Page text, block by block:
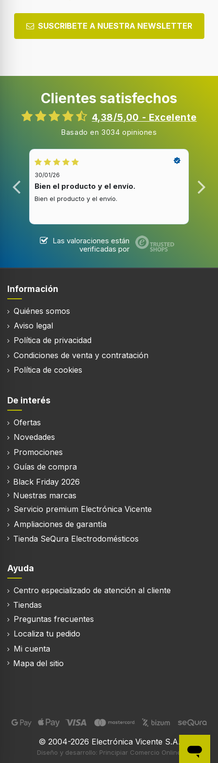
SUSCRIBETE A NUESTRA NEWSLETTER
Clientes satisfechos
4,38/5,00 - Excelente
Basado en 3034 opiniones
30/01/26
Bien el producto y el envío.
Bien el producto y el envío.
Las valoraciones están
verificadas por
Información
Quiénes somos
Aviso legal
Política de privacidad
Condiciones de venta y contratación
Política de cookies
De interés
Ofertas
Novedades
Promociones
Guías de compra
Black Friday 2026
Nuestras marcas
Servicio premium Electrónica Vicente
Ampliaciones de garantía
Tienda SeQura Electrodomésticos
Ayuda
Centro especializado de atención al cliente
Tiendas
Preguntas frecuentes
Localiza tu pedido
Mi cuenta
Mapa del sitio
© 2004-2026 Electrónica Vicente S.A.
Diseño y desarrollo: Principiar Comercio Online